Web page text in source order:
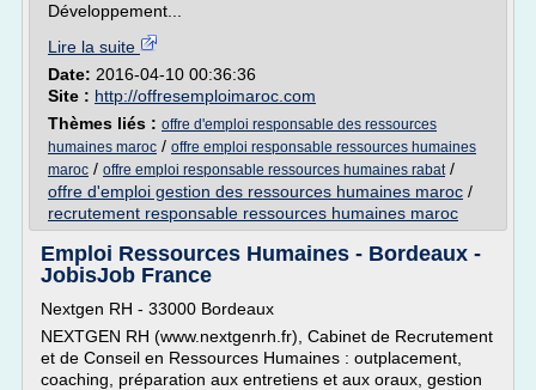
Développement...
Lire la suite
Date: 2016-04-10 00:36:36
Site : http://offresemploimaroc.com
Thèmes liés : offre d'emploi responsable des ressources
humaines maroc / offre emploi responsable ressources humaines
maroc / offre emploi responsable ressources humaines rabat/
offre d'emploi gestion des ressources humaines maroc /
recrutement responsable ressources humaines maroc
Emploi Ressources Humaines - Bordeaux -
JobisJob France
Nextgen RH - 33000 Bordeaux
NEXTGEN RH (www.nextgenrh.fr), Cabinet de Recrutement
et de Conseil en Ressources Humaines : outplacement,
coaching, préparation aux entretiens et aux oraux, gestion